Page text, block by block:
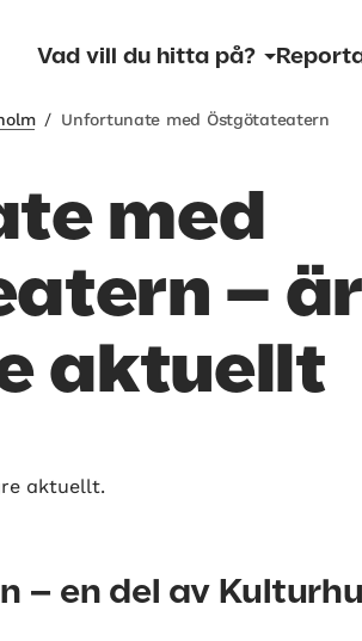
Vad vill du hitta på?
/ Unfortunate med Östgötateatern
med
– är
aktuellt
aktuellt.
– en del av